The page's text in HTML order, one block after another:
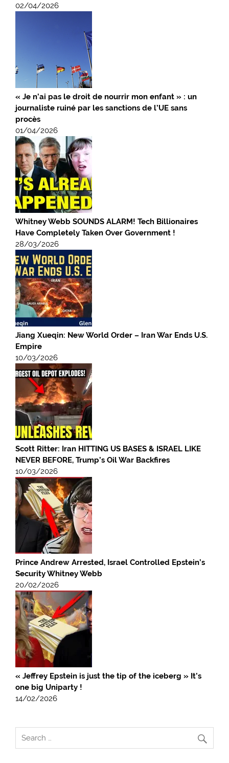
02/04/2026
« Je n’ai pas le droit de nourrir mon enfant » : un
journaliste ruiné par les sanctions de l’UE sans
procès
01/04/2026
Whitney Webb SOUNDS ALARM! Tech Billionaires
Have Completely Taken Over Government !
28/03/2026
Jiang Xueqin: New World Order – Iran War Ends U.S.
Empire
10/03/2026
Scott Ritter: Iran HITTING US BASES & ISRAEL LIKE
NEVER BEFORE, Trump’s Oil War Backfires
10/03/2026
Prince Andrew Arrested, Israel Controlled Epstein’s
Security Whitney Webb
20/02/2026
« Jeffrey Epstein is just the tip of the iceberg » It’s
one big Uniparty !
14/02/2026